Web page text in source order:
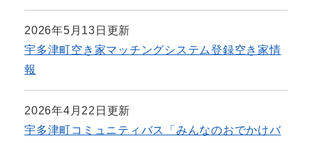
2026年5月13日更新
宇多津町空き家マッチングシステム登録空き家情
報
2026年4月22日更新
宇多津町コミュニティバス「みんなのおでかけバ